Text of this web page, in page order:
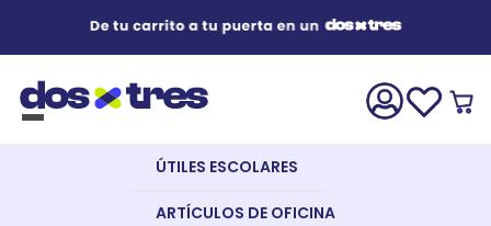
Útiles Escolares
Artículos de Oficina
¿Qué estás buscando?
ÚTILES ESCOLARES
ARTÍCULOS DE OFICINA